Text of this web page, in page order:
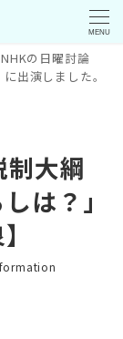
MENU
NHKの日曜討論
出演しました。
大綱
は？」
リー